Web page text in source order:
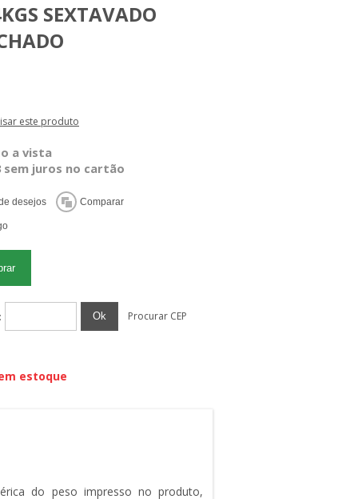
SEXTAVADO
este produto
a vista
sem juros no cartão
Ok Procurar CEP
estoque
do peso impresso no produto,